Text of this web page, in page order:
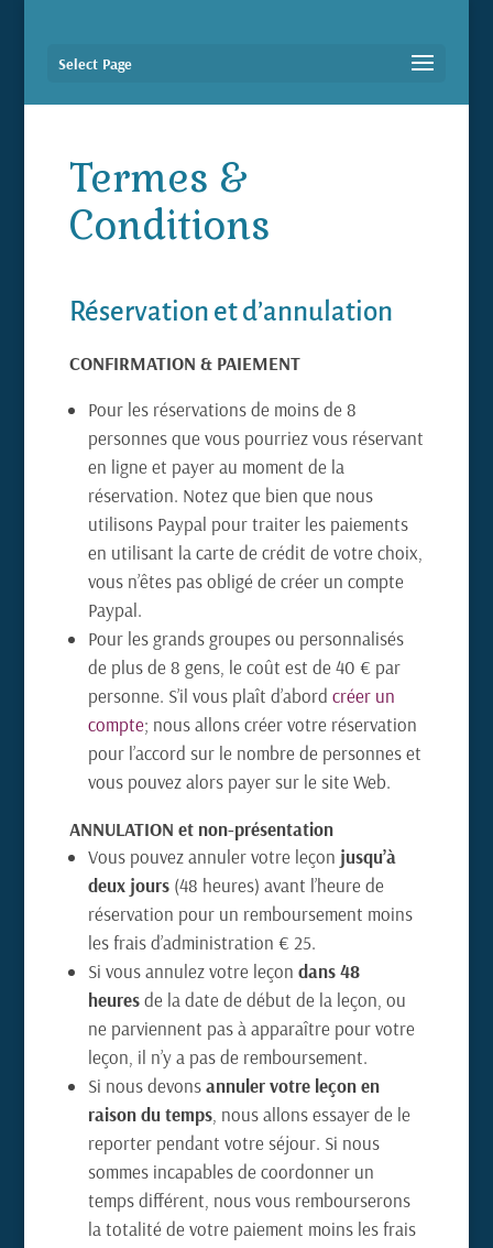
Select Page
Termes &
Conditions
Réservation et d’annulation
CONFIRMATION & PAIEMENT
Pour les réservations de moins de 8
personnes que vous pourriez vous réservant
en ligne et payer au moment de la
réservation. Notez que bien que nous
utilisons Paypal pour traiter les paiements
en utilisant la carte de crédit de votre choix,
vous n’êtes pas obligé de créer un compte
Paypal.
Pour les grands groupes ou personnalisés
de plus de 8 gens, le coût est de 40 € par
personne. S’il vous plaît d’abord créer un
compte; nous allons créer votre réservation
pour l’accord sur le nombre de personnes et
vous pouvez alors payer sur le site Web.
ANNULATION et non-présentation
Vous pouvez annuler votre leçon jusqu’à
deux jours(48 heures) avant l’heure de
réservation pour un remboursement moins
les frais d’administration € 25.
Si vous annulez votre leçon dans 48
heuresde la date de début de la leçon, ou
ne parviennent pas à apparaître pour votre
leçon, il n’y a pas de remboursement.
Si nous devonsannuler votre leçon en
raison du temps, nous allons essayer de le
reporter pendant votre séjour. Si nous
sommes incapables de coordonner un
temps différent, nous vous rembourserons
la totalité de votre paiement moins les frais